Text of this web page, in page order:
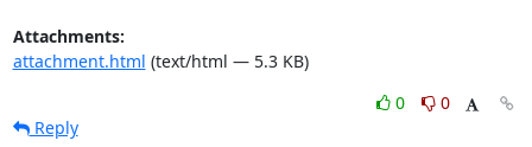
Attachments:
attachment.html (text/html — 5.3 KB)
0
0
Reply